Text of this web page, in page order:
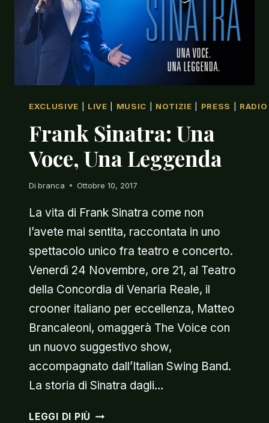
EXCLUSIVE LIVE MUSIC NOTIZIE PRESS RADIO
Frank Sinatra: Una
Voce, Una Leggenda
Di branca Ottobre 10, 2017
La vita di Frank Sinatra come non
l’avete mai sentita, raccontata in uno
spettacolo unico fra teatro e concerto.
Venerdì 24 Novembre, ore 21, al Teatro
della Concordia di Venaria Reale, il
crooner italiano per eccellenza, Matteo
Brancaleoni, omaggerà The Voice con
un nuovo suggestivo show,
accompagnato dall’Italian Swing Band.
La storia di Sinatra dagli…
LEGGI DI PIÙ FRANK